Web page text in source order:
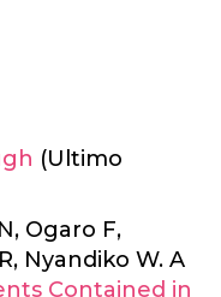
(Ultimo
Ogaro F,
Nyandiko W. A
Contained in